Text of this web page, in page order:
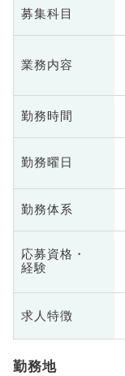
募集科目
業務内容
勤務時間
勤務曜日
勤務体系
応募資格・
経験
求人特徴
勤務地